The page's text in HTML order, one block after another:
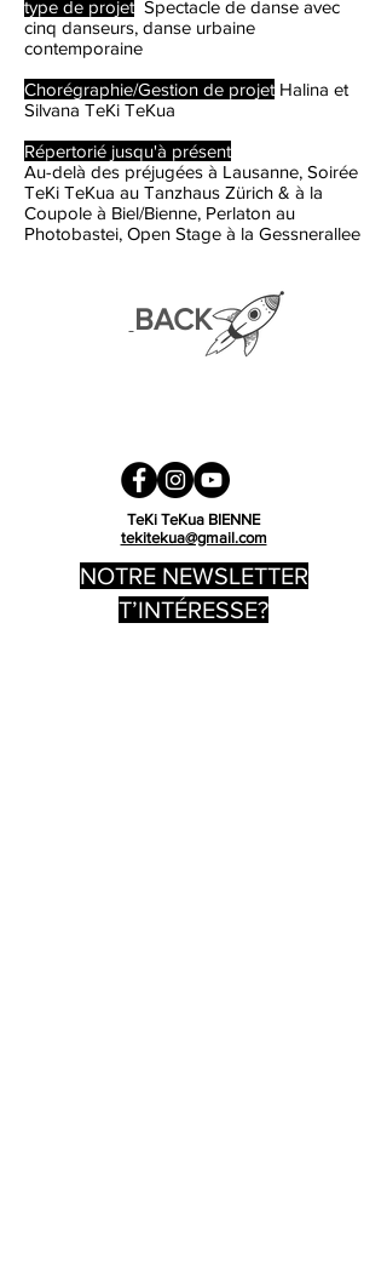
type de projet Spectacle de danse avec
cinq danseurs, danse urbaine
contemporaine
Chorégraphie/Gestion de projet Halina et
Silvana TeKi TeKua
Répertorié jusqu'à présent
Au-delà des préjugées à Lausanne, Soirée
TeKi TeKua au Tanzhaus Zürich & à la
Coupole à Biel/Bienne, Perlaton au
Photobastei, Open Stage à la Gessnerallee
BACK
TeKi TeKua BIENNE
tekitekua@gmail.com
NOTRE NEWSLETTER
T’INTÉRESSE?